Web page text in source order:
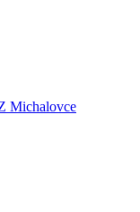
Michalovce